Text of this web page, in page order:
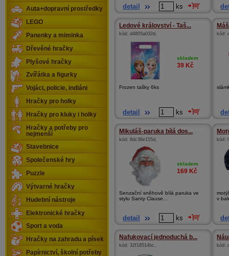
detail ks
Ledové království - Taš...
kód: d4805a032d ,
skladem
39 Kč
Frozen tašky 6ks
detail ks
kód:
Mikuláš-paruka bílá dos...
kód: 8dc38e155d ,
skladem
169 Kč
Senzační sněhově bílá paruka ve
stylu Santy Clause...
detail ks
kód:
v
Nafukovací jednoduchá b...
kód: 32f18514bc , kód:
Auta+dopravní prostředky
LEGO
Panenky a miminka
Dřevěné hračky
Plyšové hračky
Zvířátka a figurky
Vojáci, policie, indiáni
Hračky pro holky
Hračky pro kluky i holky
Hračky a potřeby pro
nejmenší
Stavebnice
Společenské hry
Puzzle
Výtvarné hračky
Hudební nástroje
Elektronické hračky
Sport a voda
Hračky na zahradu a písek
Papírnictví, školní potřeby